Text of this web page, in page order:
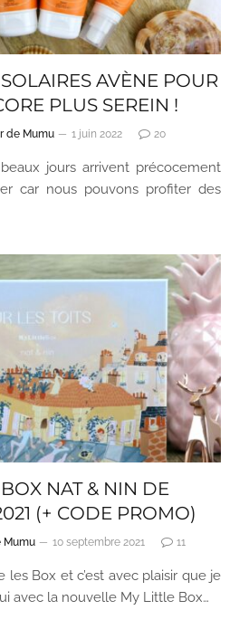
AVÈNE POUR
PLUS SEREIN !
de Mumu 1 juin 2022 20
jours arrivent précocement
car nous pouvons profiter des
NAT & NIN DE
(+ CODE PROMO)
Mumu 10 septembre 2021 11
les Box et c’est avec plaisir que je
avec la nouvelle My Little Box…